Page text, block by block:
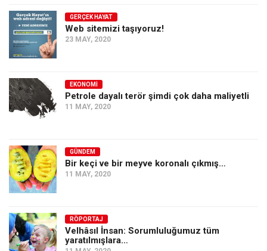
Sağlık
Gıda-Beslenme
Türkiye
Siyaset
Dünya
Asya
Amerika
Avustralya
GERÇEK HAYAT
Web sitemizi taşıyoruz!
23 MAY, 2020
EKONOMI
Petrole dayalı terör şimdi çok daha maliyetli
11 MAY, 2020
GÜNDEM
Bir keçi ve bir meyve koronalı çıkmış…
11 MAY, 2020
RÖPORTAJ
Velhâsıl İnsan: Sorumluluğumuz tüm
yaratılmışlara…